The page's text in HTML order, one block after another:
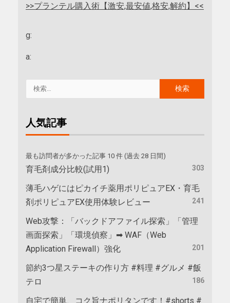
>>プランテル購入術【激安,最安値,格安,解約】<<
g:
a:
人気記事
最も訪問者が多かった記事 10 件 (過去 28 日間)
育毛剤成分比較(試用1) 303
薄毛ハゲにはピカイチ薬用ポリピュアEX・育毛
剤ポリピュアEX使用体験レビュー
241
Web攻撃：「バックドアファイル探索」「管理
画面探索」「環境偵察」➡ WAF（Web
Application Firewall）強化
201
節約3つ星ステーキの作り方 #料理 #グルメ #飯
テロ
186
自宅で簡単、コク旨ナポリタンです！#shorts #